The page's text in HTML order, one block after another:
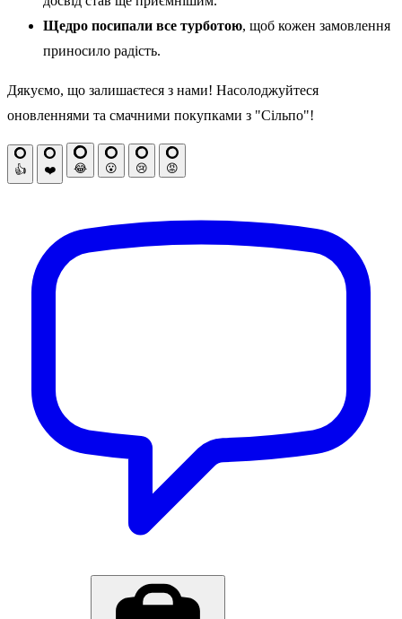
Щедро посипали все турботою, щоб кожен замовлення
приносило радість.
Дякуємо, що залишаєтеся з нами! Насолоджуйтеся
оновленнями та смачними покупками з "Сільпо"!
👍 ❤️ 😂 😮 😢 😡